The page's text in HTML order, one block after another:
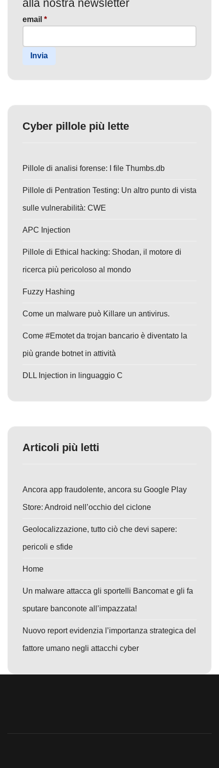
alla nostra newsletter
email *
Invia
Cyber pillole più lette
Pillole di analisi forense: I file Thumbs.db
Pillole di Pentration Testing: Un altro punto di vista
sulle vulnerabilità: CWE
APC Injection
Pillole di Ethical hacking: Shodan, il motore di
ricerca più pericoloso al mondo
Fuzzy Hashing
Come un malware può Killare un antivirus.
Come #Emotet da trojan bancario è diventato la
più grande botnet in attività
DLL Injection in linguaggio C
Articoli più letti
Ancora app fraudolente, ancora su Google Play
Store: Android nell’occhio del ciclone
Geolocalizzazione, tutto ciò che devi sapere:
pericoli e sfide
Home
Un malware attacca gli sportelli Bancomat e gli fa
sputare banconote all’impazzata!
Nuovo report evidenzia l’importanza strategica del
fattore umano negli attacchi cyber